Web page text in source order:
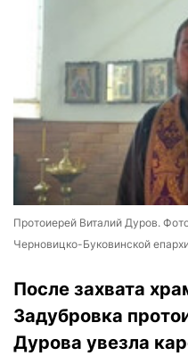
Протоиерей Виталий Дуров.
Черновицко-Буковинской
После захвата
Задубровка
Дурова увезла